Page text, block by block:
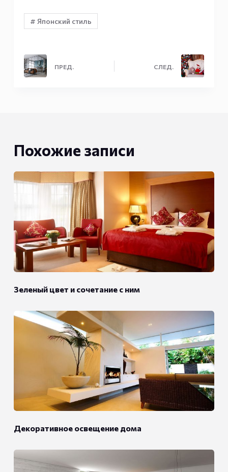
# Японский стиль
ПРЕД. СЛЕД.
Похожие записи
Зеленый цвет и сочетание с ним
Декоративное освещение дома